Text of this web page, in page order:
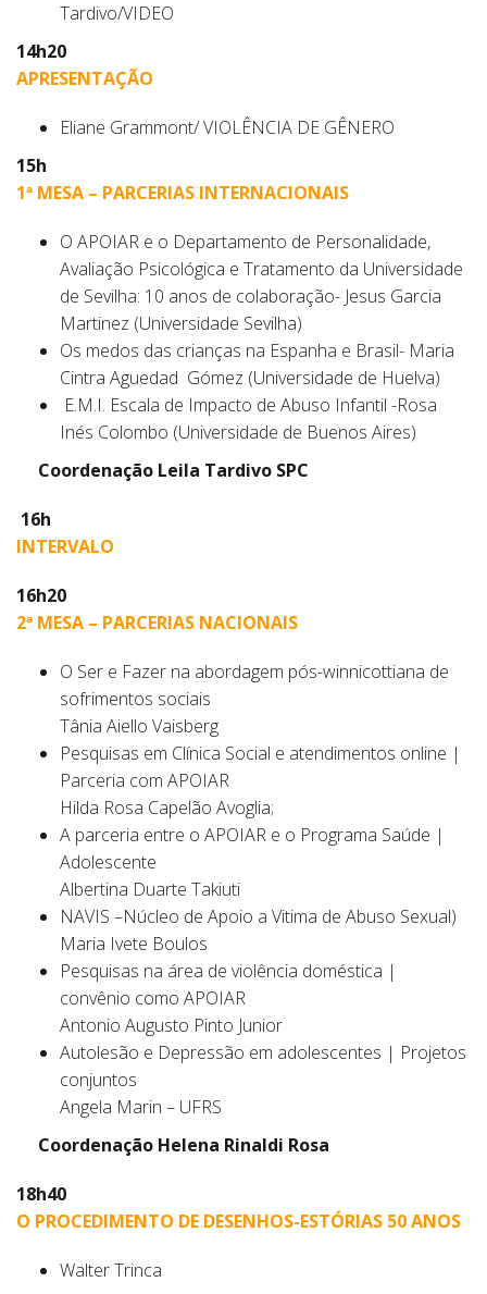
Tardivo/VIDEO
14h20
APRESENTAÇÃO
Eliane Grammont/ VIOLÊNCIA DE GÊNERO
15h
1ª MESA – PARCERIAS INTERNACIONAIS
O APOIAR e o Departamento de Personalidade,
Avaliação Psicológica e Tratamento da Universidade
de Sevilha: 10 anos de colaboração- Jesus Garcia
Martinez (Universidade Sevilha)
Os medos das crianças na Espanha e Brasil- Maria
Cintra Aguedad Gómez (Universidade de Huelva)
E.M.I. Escala de Impacto de Abuso Infantil -Rosa
Inés Colombo (Universidade de Buenos Aires)
Coordenação Leila Tardivo SPC
16h
INTERVALO
16h20
2ª MESA – PARCERIAS NACIONAIS
O Ser e Fazer na abordagem pós-winnicottiana de
sofrimentos sociais
Tânia Aiello Vaisberg
Pesquisas em Clínica Social e atendimentos online |
Parceria com APOIAR
Hilda Rosa Capelão Avoglia;
A parceria entre o APOIAR e o Programa Saúde |
Adolescente
Albertina Duarte Takiuti
NAVIS –Núcleo de Apoio a Vitima de Abuso Sexual)
Maria Ivete Boulos
Pesquisas na área de violência doméstica |
convênio como APOIAR
Antonio Augusto Pinto Junior
Autolesão e Depressão em adolescentes | Projetos
conjuntos
Angela Marin – UFRS
Coordenação Helena Rinaldi Rosa
18h40
O PROCEDIMENTO DE DESENHOS-ESTÓRIAS 50 ANOS
Walter Trinca